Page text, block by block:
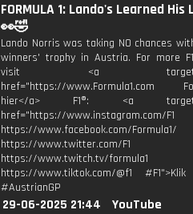
FORMULA 1: Lando's Learned His
👀🤣
Lando Norris was taking NO chances
winners' trophy in Austria. For more
visit <a
href="https://www.Formula1.com
hier</a> F1®: <a
href="https://www.instagram.com/F1
https://www.facebook.com/Formula1/
https://www.twitter.com/F1
https://www.twitch.tv/formula1
https://www.tiktok.com/@f1
#AustrianGP
29-06-2025 21:44
YouTube